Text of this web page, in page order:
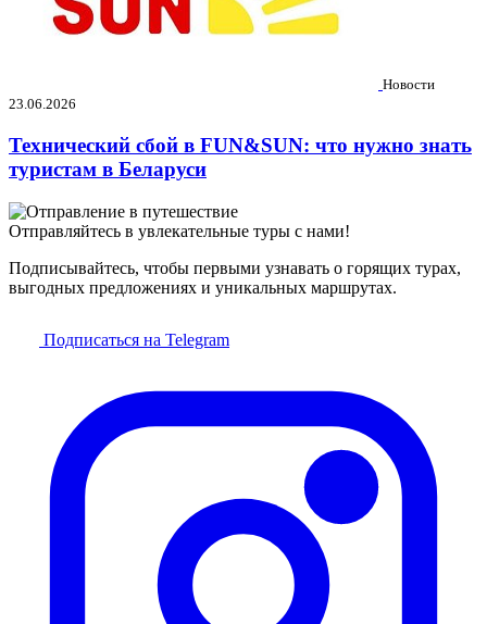
Новости
23.06.2026
Технический сбой в FUN&SUN: что нужно знать
туристам в Беларуси
Отправляйтесь в увлекательные туры с нами!
Подписывайтесь, чтобы первыми узнавать о горящих турах,
выгодных предложениях и уникальных маршрутах.
Подписаться на Telegram